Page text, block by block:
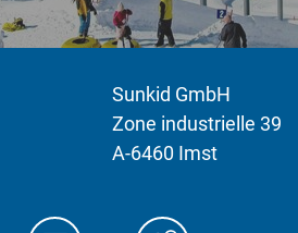
Sunkid GmbH
Zone industrielle 39
A-6460 Imst